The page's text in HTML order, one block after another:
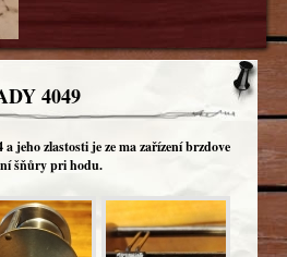
4049
jeho zlastosti je ze ma zařízení brzdove
šňůry pri hodu.